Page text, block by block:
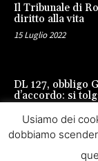
Il Tribunale di
diritto alla vita
15 Luglio 2022
DL 127, obbligo
d’accordo: si
Usiamo dei
dobbiamo